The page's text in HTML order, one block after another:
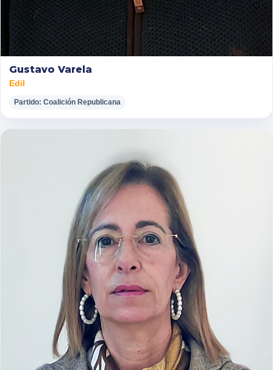
Gustavo Varela
Edil
Partido: Coalición Republicana